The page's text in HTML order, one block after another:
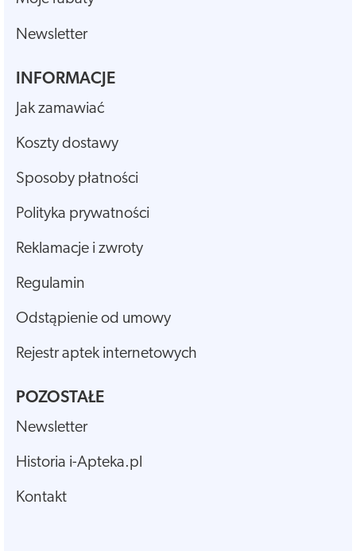
Newsletter
INFORMACJE
Jak zamawiać
Koszty dostawy
Sposoby płatności
Polityka prywatności
Reklamacje i zwroty
Regulamin
Odstąpienie od umowy
Rejestr aptek internetowych
POZOSTAŁE
Newsletter
Historia i-Apteka.pl
Kontakt